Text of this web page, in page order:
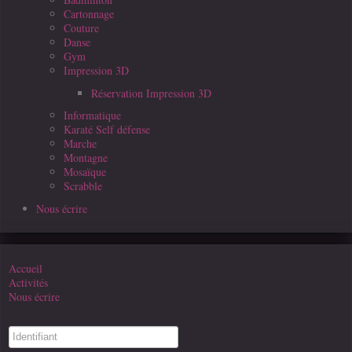
Cartonnage
Couture
Danse
Gym
Impression 3D
Réservation Impression 3D
Informatique
Karaté Self défense
Marche
Montagne
Mosaïque
Scrabble
Nous écrire
Accueil
Activités
Nous écrire